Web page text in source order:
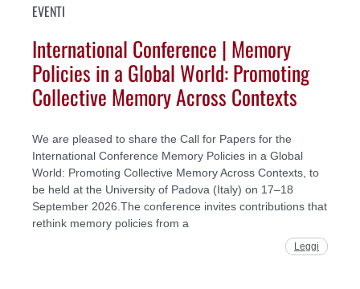
EVENTI
International Conference | Memory
Policies in a Global World: Promoting
Collective Memory Across Contexts
We are pleased to share the Call for Papers for the
International Conference Memory Policies in a Global
World: Promoting Collective Memory Across Contexts, to
be held at the University of Padova (Italy) on 17–18
September 2026.The conference invites contributions that
rethink memory policies from a
Leggi